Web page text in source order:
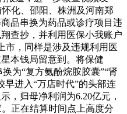
化、邵阳、株洲及河南郑
品串换为药品或诊疗项目违
查抄，并利用医保小我账户
市，同样是涉及违规利用医
本钱局留意到。将保健
为“复方氨酚烷胺胶囊”“肾
早进入“万店时代”的头部连
，归母净利润为6.20亿元，
正在结算时间点上高度分